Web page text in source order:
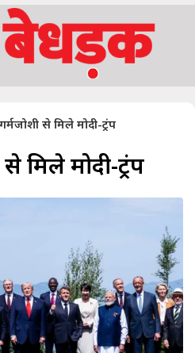
से मिले मोदी-ट्रंप
मिले मोदी-ट्रंप